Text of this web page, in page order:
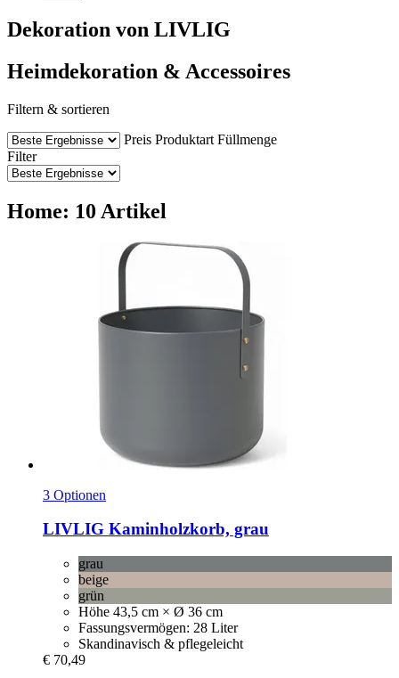
Dekoration von LIVLIG
Heimdekoration & Accessoires
Filtern & sortieren
Preis Produktart Füllmenge
Filter
Home: 10 Artikel
3 Optionen
LIVLIG Kaminholzkorb, grau
grau
beige
grün
Höhe 43,5 cm × Ø 36 cm
Fassungsvermögen: 28 Liter
Skandinavisch & pflegeleicht
€ 70,49